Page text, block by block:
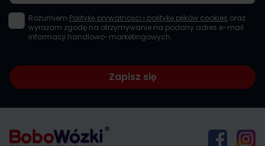
Rozumiem Politykę prywatności i politykę plików cookies oraz
wyrażam zgodę na otrzymywanie na podany adres e-mail
informacji handlowo-marketingowych.
Zapisz się